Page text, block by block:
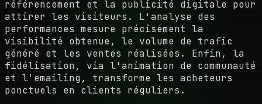
référencement et la publicité digitale pour
attirer les visiteurs. L'analyse des
performances mesure précisément la
visibilité obtenue, le volume de trafic
généré et les ventes réalisées. Enfin, la
fidélisation, via l'animation de communauté
et l'emailing, transforme les acheteurs
ponctuels en clients réguliers.